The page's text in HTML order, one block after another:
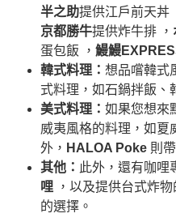
半之助提供江戶前天丼
京都勝牛提供炸牛排 ，
蛋包飯 ， 鰻鰻
韓式料理： 想品嚐韓式
式料理，如石鍋拌飯、
美式料理： 如果您想來
威夷風格的料理，如夏
外， HALOA Poke 則
其他： 此外，還有咖哩
哩 ，以及提供台式炸物
的選擇。